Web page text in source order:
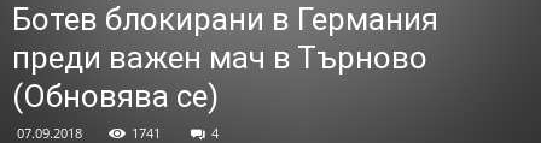
Ботев блокирани в Германия
преди важен мач в Търново
(Обновява се)
07.09.2018 1741 4